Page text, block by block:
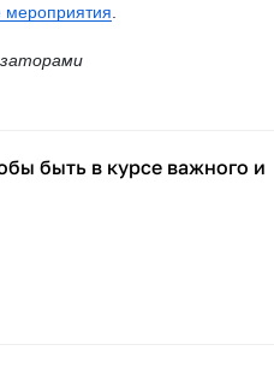
быть в курсе важного и